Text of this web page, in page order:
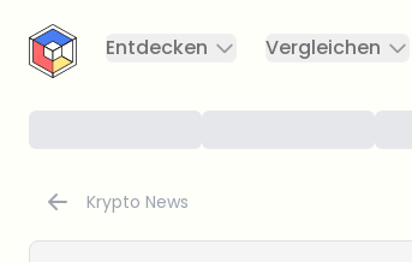
CryptoTicker
Entdecken
Vergleichen
Krypto News